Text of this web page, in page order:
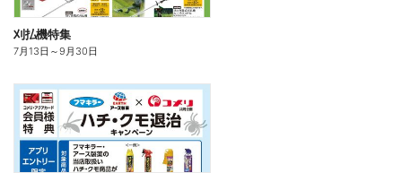
刈払機特集
7月13日 ～9月30日